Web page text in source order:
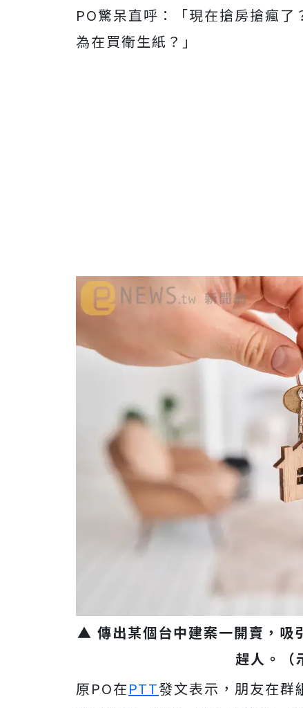
PO驚呆直呼：「現在搶房搶瘋
為在買衛生紙？」
▲ 傳出某個台中建案一開賣，吸
趕人。（
原PO在PTT發文表示，朋友在群